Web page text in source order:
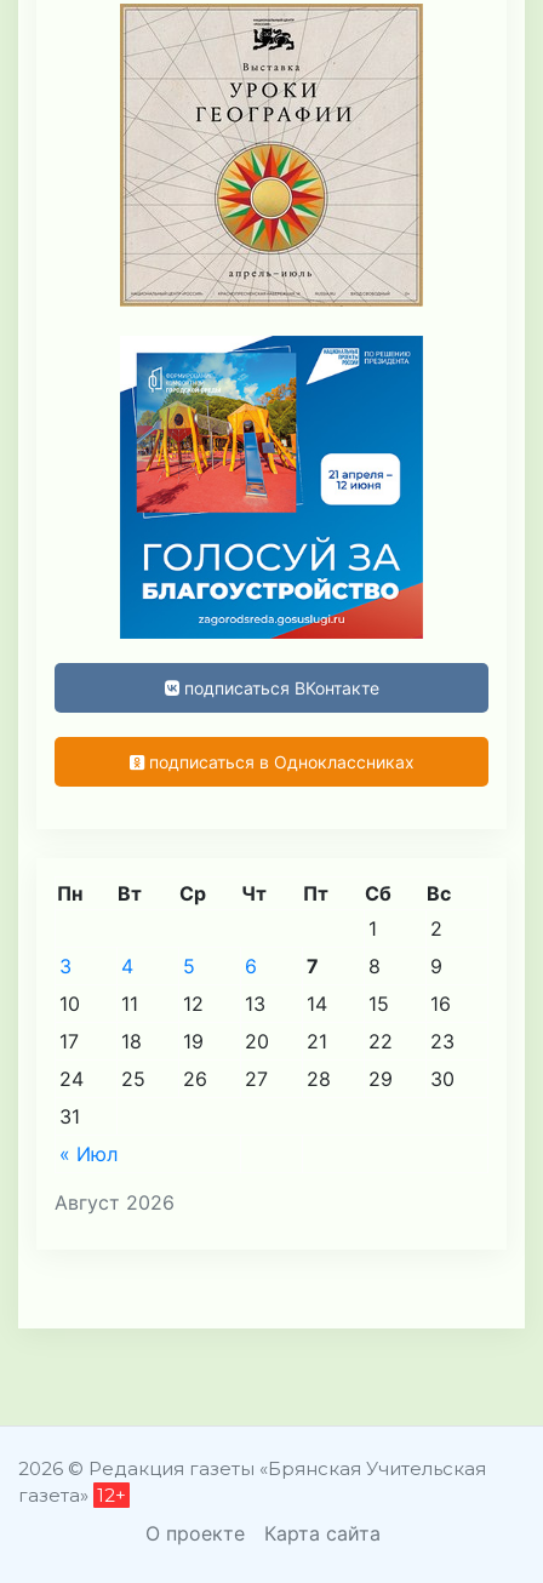
подписаться ВКонтакте
подписаться в Одноклассниках
Август 2026
Пн Вт Ср Чт Пт Сб Вс
« Июл
1
2
3
4 5 6 7 8
9
10
11 12 13 14 15
16
17
18 19 20 21 22
23
24
25 26 27 28 29
30
31
2026 © Редакция газеты «Брянская Учительская
газета» 12+
О проекте Карта сайта